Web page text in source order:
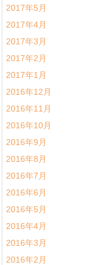
2017年5月
2017年4月
2017年3月
2017年2月
2017年1月
2016年12月
2016年11月
2016年10月
2016年9月
2016年8月
2016年7月
2016年6月
2016年5月
2016年4月
2016年3月
2016年2月